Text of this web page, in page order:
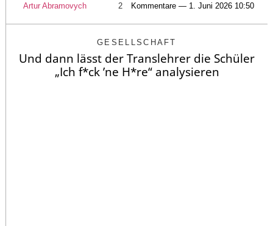
Artur Abramovych 2 Kommentare — 1. Juni 2026 10:50
GESELLSCHAFT
Und dann lässt der Translehrer die Schüler
„Ich f*ck ’ne H*re“ analysieren